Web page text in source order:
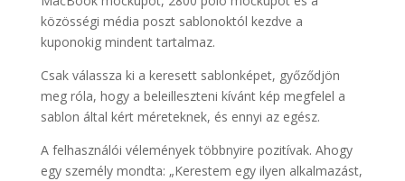
közösségi média poszt sablonoktól kezdve a
kuponokig mindent tartalmaz.
Csak válassza ki a keresett sablonképet, győződjön
meg róla, hogy a beleilleszteni kívánt kép megfelel a
sablon által kért méreteknek, és ennyi az egész.
A felhasználói vélemények többnyire pozitívak. Ahogy
egy személy mondta: „Kerestem egy ilyen alkalmazást,